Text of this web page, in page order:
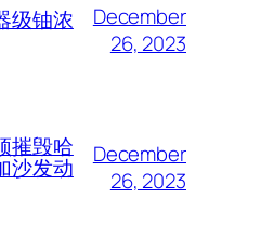
级铀浓
December
26, 2023
摧毁哈
沙发动
December
26, 2023